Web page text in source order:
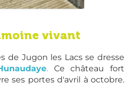
vivant
de Jugon les Lacs se dresse
.Ce château fort
ses portes d'avril à octobre.